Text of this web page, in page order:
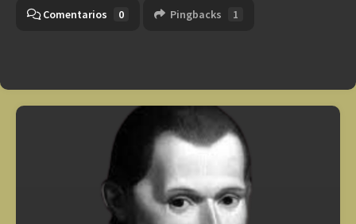
Comentarios 0 Pingbacks 1